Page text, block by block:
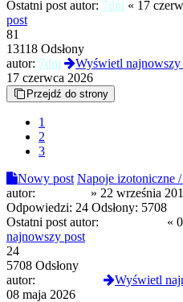
Ostatni post autor: 7dni « 17
post
81
13118 Odsłony
autor: 7dni
Wyświetl najnowszy
17 czerwca 2026
Przejdź do strony
1
2
3
Nowy post Napoje izotoniczne
autor:
» 22 września
Odpowiedzi: 24 Odsłony: 5708
Ostatni post autor:
«
najnowszy post
24
5708 Odsłony
autor:
Wyświetl
08 maja 2026